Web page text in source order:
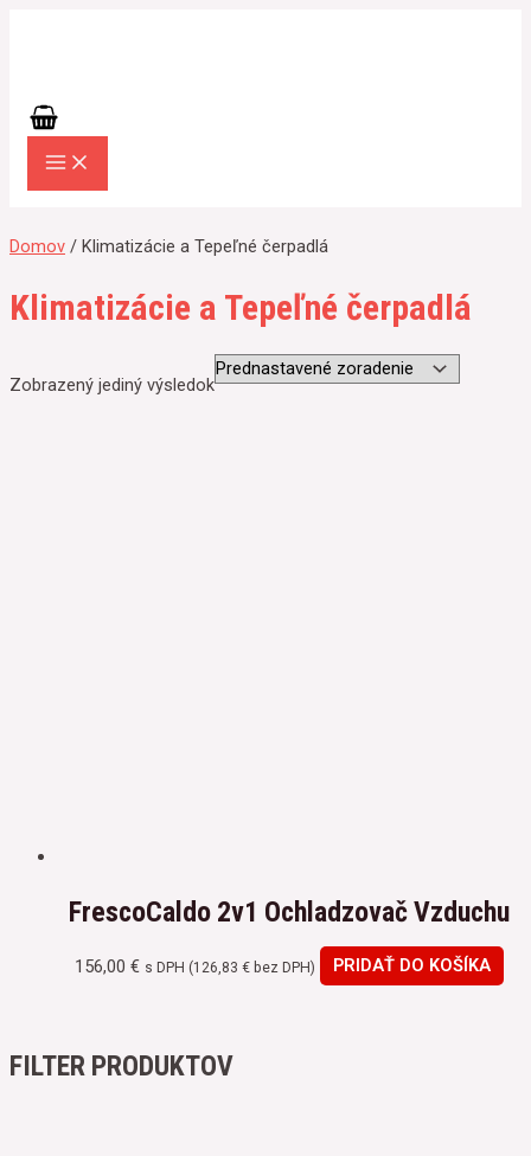
Domov / Klimatizácie a Tepeľné čerpadlá
Klimatizácie a Tepeľné čerpadlá
Zobrazený jediný výsledok
FrescoCaldo 2v1 Ochladzovač Vzduchu
156,00€ s DPH (126,83€ bez DPH) PRIDAŤ DO KOŠÍKA
FILTER PRODUKTOV